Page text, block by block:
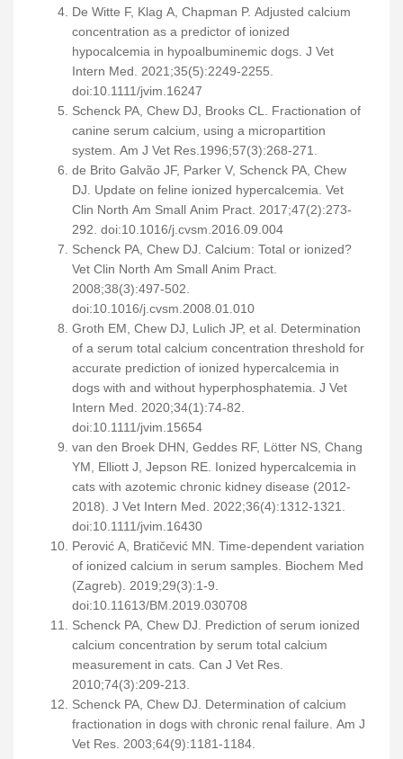
De Witte F, Klag A, Chapman P. Adjusted calcium
concentration as a predictor of ionized
hypocalcemia in hypoalbuminemic dogs. J Vet
Intern Med. 2021;35(5):2249-2255.
doi:10.1111/jvim.16247
Schenck PA, Chew DJ, Brooks CL. Fractionation of
canine serum calcium, using a micropartition
system. Am J Vet Res.1996;57(3):268-271.
de Brito Galvão JF, Parker V, Schenck PA, Chew
DJ. Update on feline ionized hypercalcemia. Vet
Clin North Am Small Anim Pract. 2017;47(2):273-
292. doi:10.1016/j.cvsm.2016.09.004
Schenck PA, Chew DJ. Calcium: Total or ionized?
Vet Clin North Am Small Anim Pract.
2008;38(3):497-502.
doi:10.1016/j.cvsm.2008.01.010
Groth EM, Chew DJ, Lulich JP, et al. Determination
of a serum total calcium concentration threshold for
accurate prediction of ionized hypercalcemia in
dogs with and without hyperphosphatemia. J Vet
Intern Med. 2020;34(1):74-82.
doi:10.1111/jvim.15654
van den Broek DHN, Geddes RF, Lötter NS, Chang
YM, Elliott J, Jepson RE. Ionized hypercalcemia in
cats with azotemic chronic kidney disease (2012-
2018). J Vet Intern Med. 2022;36(4):1312-1321.
doi:10.1111/jvim.16430
Perović A, Bratičević MN. Time-dependent variation
of ionized calcium in serum samples. Biochem Med
(Zagreb). 2019;29(3):1-9.
doi:10.11613/BM.2019.030708
Schenck PA, Chew DJ. Prediction of serum ionized
calcium concentration by serum total calcium
measurement in cats. Can J Vet Res.
2010;74(3):209-213.
Schenck PA, Chew DJ. Determination of calcium
fractionation in dogs with chronic renal failure. Am J
Vet Res. 2003;64(9):1181-1184.